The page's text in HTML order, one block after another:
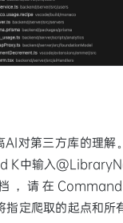
AI对第三方库的理解
K中输入
，请在
指定爬取的起点和所